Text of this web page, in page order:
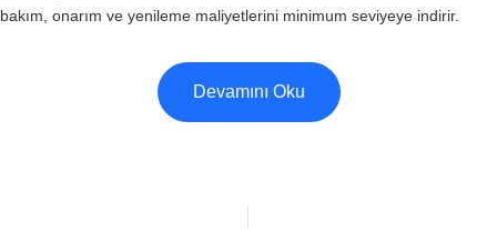
bakım, onarım ve yenileme maliyetlerini minimum seviyeye indirir.
Devamını Oku